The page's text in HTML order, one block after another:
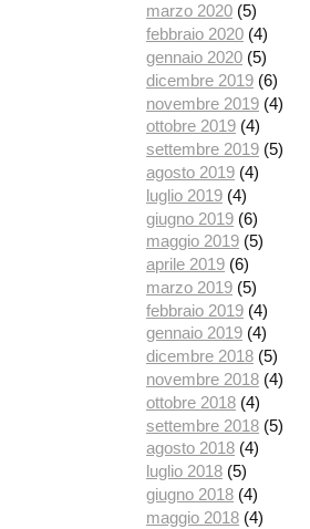
marzo 2020 (5)
febbraio 2020 (4)
gennaio 2020 (5)
dicembre 2019 (6)
novembre 2019 (4)
ottobre 2019 (4)
settembre 2019 (5)
agosto 2019 (4)
luglio 2019 (4)
giugno 2019 (6)
maggio 2019 (5)
aprile 2019 (6)
marzo 2019 (5)
febbraio 2019 (4)
gennaio 2019 (4)
dicembre 2018 (5)
novembre 2018 (4)
ottobre 2018 (4)
settembre 2018 (5)
agosto 2018 (4)
luglio 2018 (5)
giugno 2018 (4)
maggio 2018 (4)